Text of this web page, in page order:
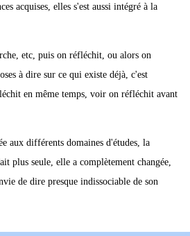
acquises, elles s'est aussi intégré à la
etc, puis on réfléchit, ou alors on
à dire sur ce qui existe déjà, c'est
en même temps, voir on réfléchit avant
aux différents domaines d'études, la
plus seule, elle a complètement changée,
de dire presque indissociable de son